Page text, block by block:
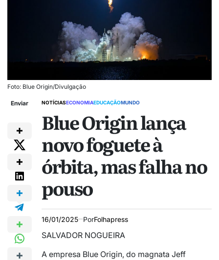
Foto: Blue Origin/Divulgação
Enviar NOTÍCIASECONOMIAEDUCAÇÃOMUNDO
Blue Origin lança
novo foguete à
órbita, mas falha no
pouso
16/01/2025 PorFolhapress
SALVADOR NOGUEIRA
A empresa Blue Origin, do magnata Jeff